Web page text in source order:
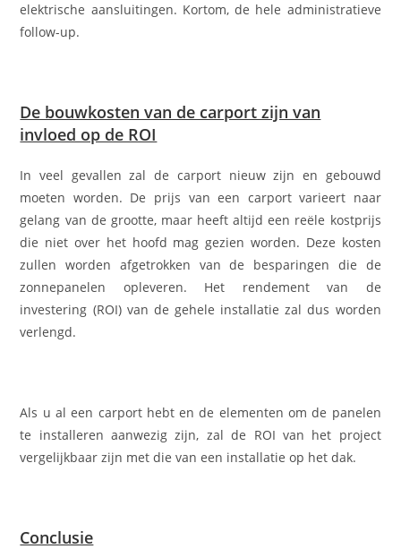
elektrische aansluitingen. Kortom, de hele administratieve
follow-up.
De bouwkosten van de carport zijn van
invloed op de ROI
In veel gevallen zal de carport nieuw zijn en gebouwd
moeten worden. De prijs van een carport varieert naar
gelang van de grootte, maar heeft altijd een reële kostprijs
die niet over het hoofd mag gezien worden. Deze kosten
zullen worden afgetrokken van de besparingen die de
zonnepanelen opleveren. Het rendement van de
investering (ROI) van de gehele installatie zal dus worden
verlengd.
Als u al een carport hebt en de elementen om de panelen
te installeren aanwezig zijn, zal de ROI van het project
vergelijkbaar zijn met die van een installatie op het dak.
Conclusie